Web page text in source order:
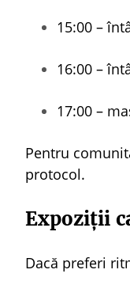
15:00 –
16:00 –
17:00 –
Pentru
protocol.
Expoziții
Dacă preferi